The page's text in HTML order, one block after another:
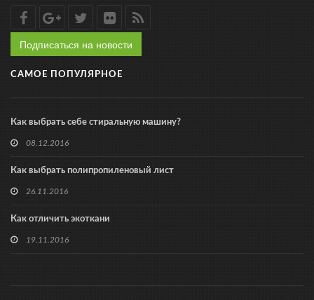
Подписаться на новости
САМОЕ ПОПУЛЯРНОЕ
Как выбрать себе стиральную машину?
08.12.2016
Как выбрать полипропиленовый лист
26.11.2016
Как отличить экоткани
19.11.2016